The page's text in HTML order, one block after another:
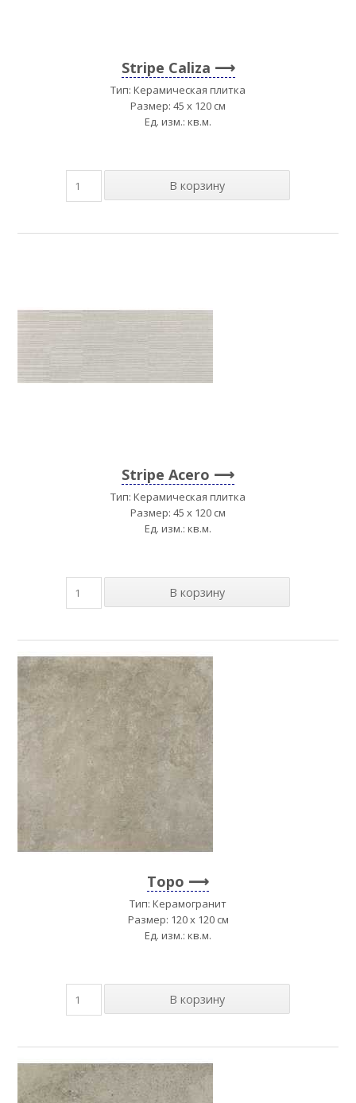
Stripe Caliza
Тип: Керамическая плитка
Размер: 45 x 120 см
Ед. изм.: кв.м.
Stripe Acero
Тип: Керамическая плитка
Размер: 45 x 120 см
Ед. изм.: кв.м.
Topo
Тип: Керамогранит
Размер: 120 x 120 см
Ед. изм.: кв.м.